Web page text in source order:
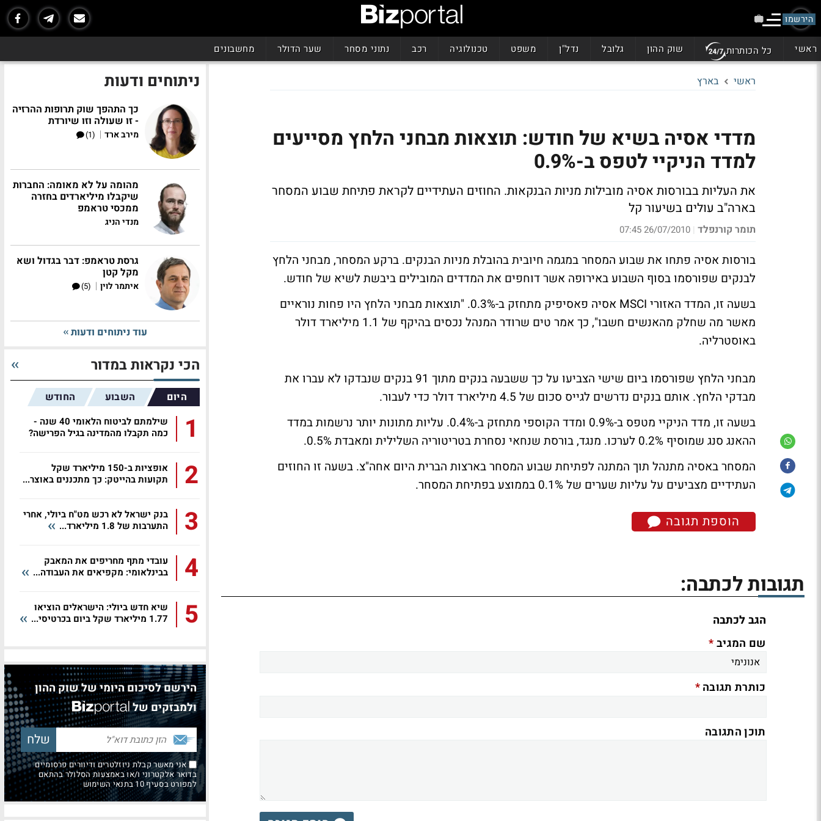
הירשמו
ראשי כל הכותרות שוק ההון גלובל נדל"ן משפט טכנולוגיה רכב נתוני מסחר שער הדולר מחשבונים
ראשי בארץ
מדדי אסיה בשיא של חודש: תוצאות מבחני הלחץ מסייעים
למדד הניקיי לטפס ב-0.9%
את העליות בבורסות אסיה מובילות מניות הבנקאות. החוזים העתידיים לקראת פתיחת שבוע המסחר
בארה"ב עולים בשיעור קל
תומר קורנפלד |
26/07/2010 07:45
בורסות אסיה פתחו את שבוע המסחר במגמה חיובית בהובלת מניות הבנקים. ברקע המסחר, מבחני הלחץ
לבנקים שפורסמו בסוף השבוע באירופה אשר דוחפים את המדדים המובילים ביבשת לשיא של חודש.
בשעה זו, המדד האזורי MSCI אסיה פאסיפיק מתחזק ב-0.3%. "תוצאות מבחני הלחץ היו פחות נוראיים
מאשר מה שחלק מהאנשים חשבו", כך אמר טים שרודר המנהל נכסים בהיקף של 1.1 מיליארד דולר
באוסטרליה.
מבחני הלחץ שפורסמו ביום שישי הצביעו על כך ששבעה בנקים מתוך 91 בנקים שנבדקו לא עברו את
מבדקי הלחץ. אותם בנקים נדרשים לגייס סכום של 4.5 מיליארד דולר כדי לעבור.
בשעה זו, מדד הניקיי מטפס ב-0.9% ומדד הקוספי מתחזק ב-0.4%. עליות מתונות יותר נרשמות במדד
ההאנג סנג שמוסיף 0.2% לערכו. מנגד, בורסת שנחאי נסחרת בטריטוריה השלילית ומאבדת 0.5%.
המסחר באסיה מתנהל תוך המתנה לפתיחת שבוע המסחר בארצות הברית היום אחה"צ. בשעה זו החוזים
העתידיים מצביעים על עליות שערים של 0.1% בממוצע בפתיחת המסחר.
הוספת תגובה
תגובות לכתבה:
הגב לכתבה
שם המגיב*
כותרת תגובה*
תוכן התגובה
ניתוחים ודעות
כך התהפך שוק תרופות ההרזיה
- זו שעולה וזו שיורדת
מירב ארד |
(1)
מהומה על לא מאומה: החברות
שיקבלו מיליארדים בחזרה
ממכסי טראמפ
מנדי הניג
גרסת טראמפ: דבר בגדול ושא
מקל קטן
איתמר לוין |
(5)
עוד ניתוחים ודעות
הכי נקראות במדור
היום השבוע החודש
1
שילמתם לביטוח הלאומי 40 שנה -
כמה תקבלו מהמדינה בגיל הפרישה?
2
אופציות ב-150 מיליארד שקל
תקועות בהייטק: כך מתכננים באוצר...
3
בנק ישראל לא רכש מט"ח ביולי, אחרי
התערבות של 1.8 מיליארד...
4
עובדי מתף מחריפים את המאבק
בבינלאומי: מקפיאים את העבודה...
5
שיא חדש ביולי: הישראלים הוציאו
1.77 מיליארד שקל ביום בכרטיסי...
הירשם לסיכום היומי של שוק ההון
ולמבזקים של
אני מאשר קבלת ניוזלטרים ודיוורים פרסומיים
בדואר אלקטרוני ו/או באמצעות הסלולר בהתאם
למפורט בסעיף 10 בתנאי השימוש